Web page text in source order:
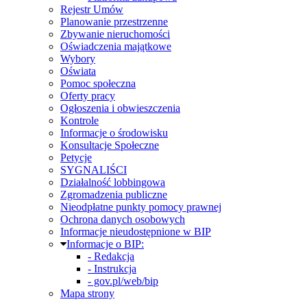
Rejestr Umów
Planowanie przestrzenne
Zbywanie nieruchomości
Oświadczenia majątkowe
Wybory
Oświata
Pomoc społeczna
Oferty pracy
Ogłoszenia i obwieszczenia
Kontrole
Informacje o środowisku
Konsultacje Społeczne
Petycje
SYGNALIŚCI
Działalność lobbingowa
Zgromadzenia publiczne
Nieodpłatne punkty pomocy prawnej
Ochrona danych osobowych
Informacje nieudostępnione w BIP
Informacje o BIP:
- Redakcja
- Instrukcja
- gov.pl/web/bip
Mapa strony